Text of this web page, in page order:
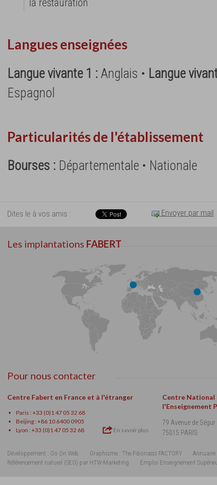
la restauration
Langues enseignées
Langue vivante 1 :Anglais • Langue
Espagnol
Particularités de l'établissement
Bourses : Départementale • Nationale
Dites le à vos amis : Envoyer par mail
Les implantations FABERT
Pour nous contacter
Centre Fabert en France et à l'étranger
Paris : +33 (0)1 47 05 32 68
Beijing : +86 10 6400 0905
Lyon : +33 (0)1 47 05 32 68
En savoir plus
Centre National
l'Enseignement
79 Avenue de Ségur
75015 PARIS
Développement : Go On Web Graphisme : The Fibonacci FACTORY
Annuaire
Référencement naturel (SEO) par HTW-Marketing
Emploi Enseignement